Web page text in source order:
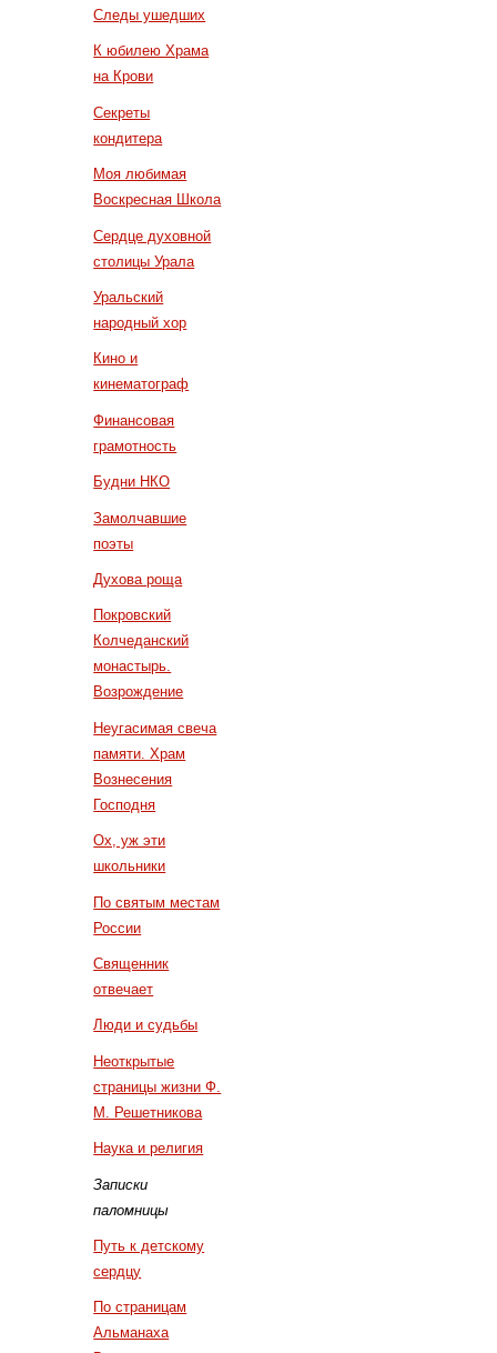
Следы ушедших
К юбилею Храма
на Крови
Секреты
кондитера
Моя любимая
Воскресная Школа
Сердце духовной
столицы Урала
Уральский
народный хор
Кино и
кинематограф
Финансовая
грамотность
Будни НКО
Замолчавшие
поэты
Духова роща
Покровский
Колчеданский
монастырь.
Возрождение
Неугасимая свеча
памяти. Храм
Вознесения
Господня
Ох, уж эти
школьники
По святым местам
России
Священник
отвечает
Люди и судьбы
Неоткрытые
страницы жизни Ф.
М. Решетникова
Наука и религия
Записки
паломницы
Путь к детскому
сердцу
По страницам
Альманаха